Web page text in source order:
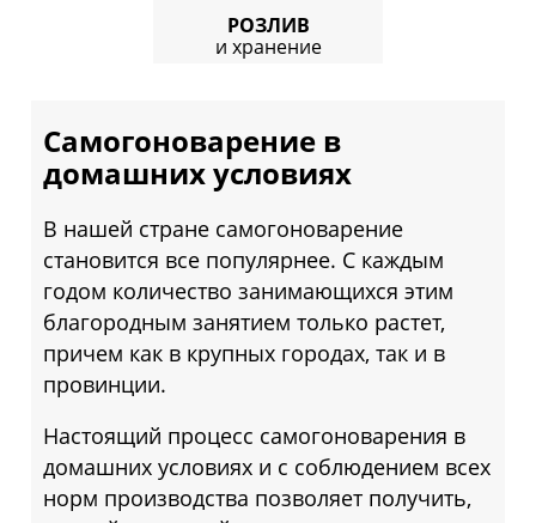
РОЗЛИВ
и хранение
Самогоноварение в
домашних условиях
В нашей стране самогоноварение
становится все популярнее. С каждым
годом количество занимающихся этим
благородным занятием только растет,
причем как в крупных городах, так и в
провинции.
Настоящий процесс самогоноварения в
домашних условиях и с соблюдением всех
норм производства позволяет получить,